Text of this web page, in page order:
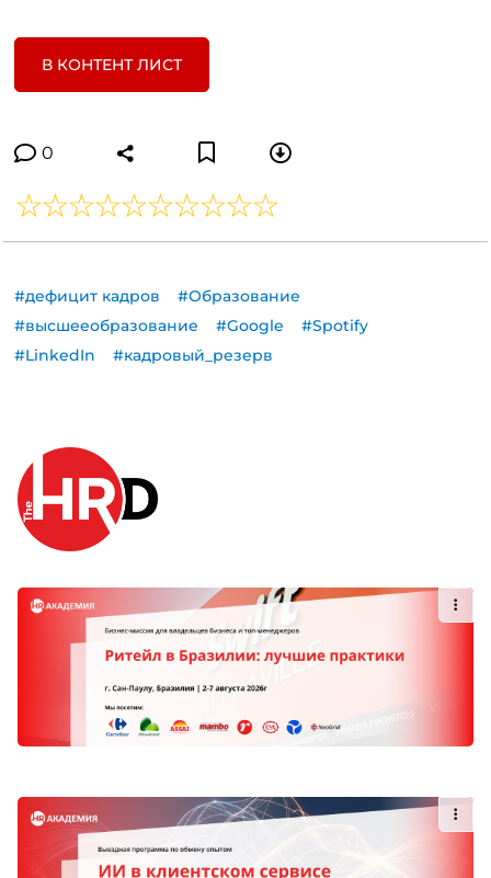
В КОНТЕНТ ЛИСТ
0
#дефицит кадров
#Образование
#высшееобразование
#Google
#Spotify
#LinkedIn
#кадровый_резерв